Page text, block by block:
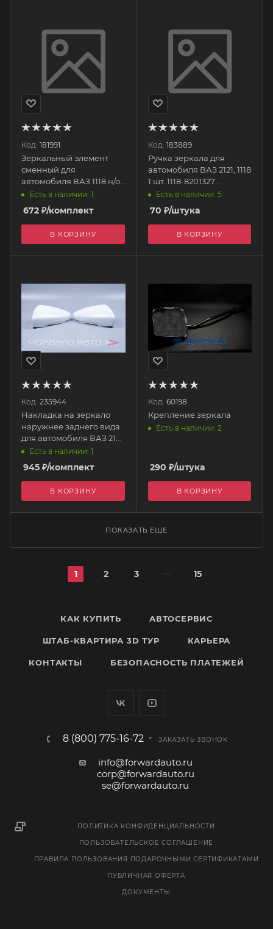
Код: 181991
Зеркальный элемент
сменный для
автомобиля ВАЗ 1118 н/о,
для автомобиля ВАЗ
2190 стандарт к-т 2шт
ZE2172 SAN-D
Есть в наличии: 1
672 ₽/комплект
В КОРЗИНУ
Код: 183889
Ручка зеркала для
автомобиля ВАЗ 2121, 1118
1 шт. 1118-8201327
ПЛАСТИК
Есть в наличии: 5
70 ₽/штука
В КОРЗИНУ
Код: 235944
Накладка на зеркало
наружнее заднего вида
для автомобиля ВАЗ 2191
(БЕЛАЯ. под
повторитель) 2шт. 221
ПЛАСТИК
Есть в наличии: 1
945 ₽/комплект
В КОРЗИНУ
Код: 60198
Крепление зеркала
Есть в наличии: 2
290 ₽/штука
В КОРЗИНУ
ПОКАЗАТЬ ЕЩЕ
1 2 3 15
КАК КУПИТЬ АВТОСЕРВИС
ШТАБ-КВАРТИРА 3D ТУР КАРЬЕРА
КОНТАКТЫ БЕЗОПАСНОСТЬ ПЛАТЕЖЕЙ
8 (800) 775-16-72 ЗАКАЗАТЬ ЗВОНОК
info@forwardauto.ru
corp@forwardauto.ru
se@forwardauto.ru
ПОЛИТИКА КОНФИДЕНЦИАЛЬНОСТИ
ПОЛЬЗОВАТЕЛЬСКОЕ СОГЛАШЕНИЕ
ПРАВИЛА ПОЛЬЗОВАНИЯ ПОДАРОЧНЫМИ СЕРТИФИКАТАМИ
ПУБЛИЧНАЯ ОФЕРТА
ДОКУМЕНТЫ